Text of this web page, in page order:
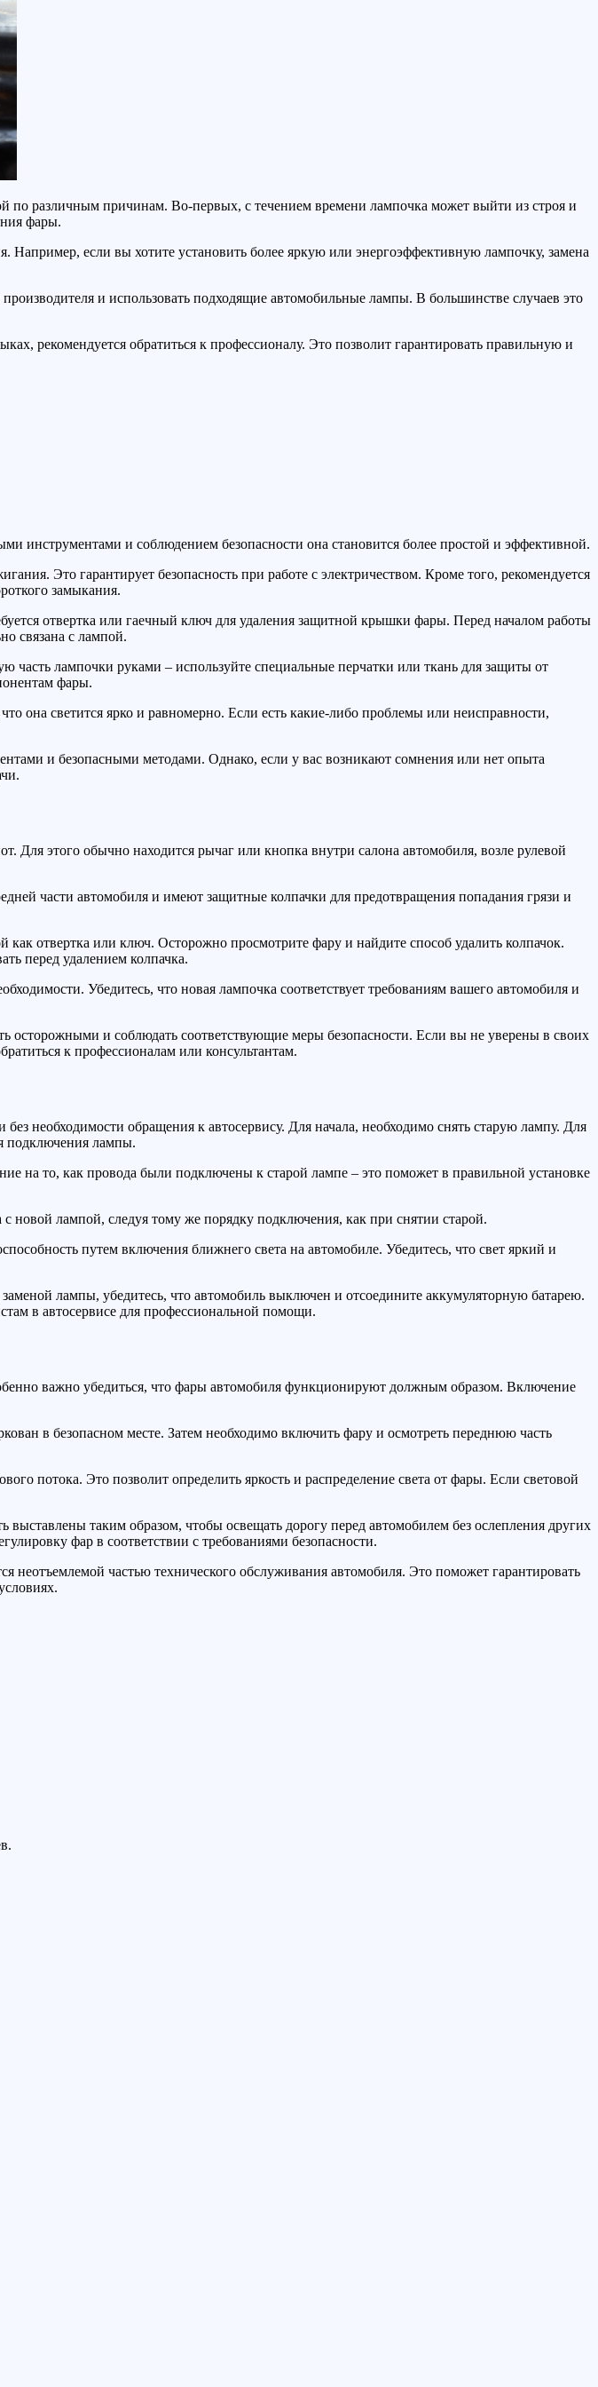
по различным причинам. Во-первых, с течением времени лампочка может выйти из строя и
фары.
если вы хотите установить более яркую или энергоэффективную лампочку, замена
и использовать подходящие автомобильные лампы. В большинстве случаев это
рекомендуется обратиться к профессионалу. Это позволит гарантировать правильную и
инструментами и соблюдением безопасности она становится более простой и эффективной.
Это гарантирует безопасность при работе с электричеством. Кроме того, рекомендуется
замыкания.
отвертка или гаечный ключ для удаления защитной крышки фары. Перед началом работы
связана с лампой.
часть лампочки руками – используйте специальные перчатки или ткань для защиты от
фары.
она светится ярко и равномерно. Если есть какие-либо проблемы или неисправности,
и безопасными методами. Однако, если у вас возникают сомнения или нет опыта
Для этого обычно находится рычаг или кнопка внутри салона автомобиля, возле рулевой
части автомобиля и имеют защитные колпачки для предотвращения попадания грязи и
отвертка или ключ. Осторожно просмотрите фару и найдите способ удалить колпачок.
перед удалением колпачка.
Убедитесь, что новая лампочка соответствует требованиям вашего автомобиля и
осторожными и соблюдать соответствующие меры безопасности. Если вы не уверены в своих
к профессионалам или консультантам.
необходимости обращения к автосервису. Для начала, необходимо снять старую лампу. Для
подключения лампы.
на то, как провода были подключены к старой лампе – это поможет в правильной установке
новой лампой, следуя тому же порядку подключения, как при снятии старой.
путем включения ближнего света на автомобиле. Убедитесь, что свет яркий и
лампы, убедитесь, что автомобиль выключен и отсоедините аккумуляторную батарею.
в автосервисе для профессиональной помощи.
важно убедиться, что фары автомобиля функционируют должным образом. Включение
в безопасном месте. Затем необходимо включить фару и осмотреть переднюю часть
потока. Это позволит определить яркость и распределение света от фары. Если световой
таким образом, чтобы освещать дорогу перед автомобилем без ослепления других
фар в соответствии с требованиями безопасности.
частью технического обслуживания автомобиля. Это поможет гарантировать